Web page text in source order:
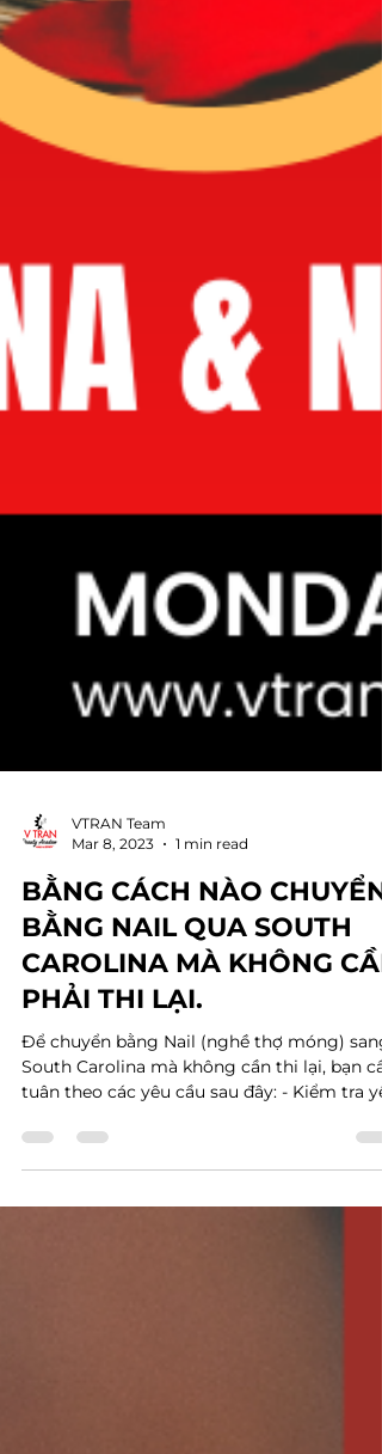
VTRAN Team
Mar 8, 2023
1 min read
BẰNG CÁCH NÀO CHUYỂN
BẰNG NAIL QUA SOUTH
CAROLINA MÀ KHÔNG
PHẢI THI LẠI.
Để chuyển bằng Nail (nghề thợ móng) sang